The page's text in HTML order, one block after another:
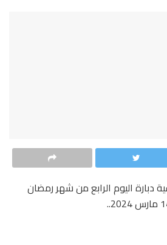
دبارة اليوم الرابع من شهر رمضان